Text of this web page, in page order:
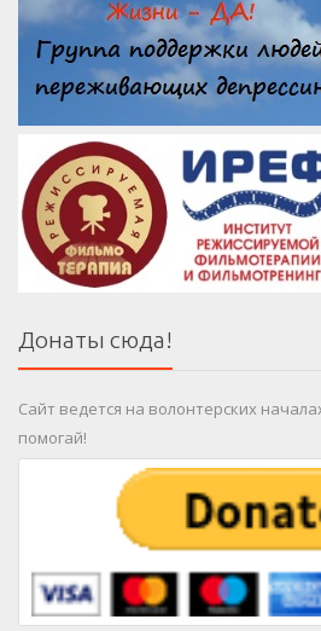
Донаты сюда!
Сайт ведется на волонтерских
помогай!